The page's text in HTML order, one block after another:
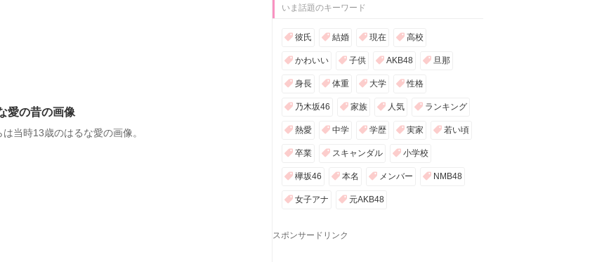
愛の昔の画像
は当時13歳のはるな愛の画像。
いま話題のキーワード
彼氏 結婚 現在 高校
かわいい 子供 AKB48 旦那
身長 体重 大学 性格
乃木坂46 家族 人気 ランキング
熱愛 中学 学歴 実家 若い頃
卒業 スキャンダル 小学校
欅坂46 本名 メンバー NMB48
女子アナ 元AKB48
スポンサードリンク